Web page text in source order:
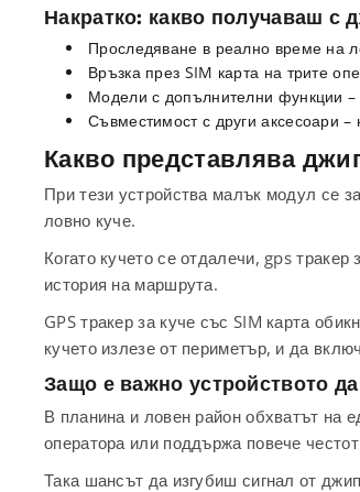
Накратко: какво получаваш с
Проследяване в реално време на
Връзка през SIM карта на трите
Модели с допълнителни функции –
Съвместимост с други аксесоари
Какво представлява
При тези устройства малък модул се
ловно куче.
Когато кучето се отдалечи, gps
история на маршрута.
GPS тракер за куче със SIM карта
кучето излезе от периметър, и да
Защо е важно устройството
В планина и ловен район обхватът на
оператора или поддържа повече
Така шансът да изгубиш сигнал от